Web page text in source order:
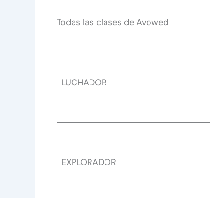
Todas las clases de Avowed
LUCHADOR
EXPLORADOR